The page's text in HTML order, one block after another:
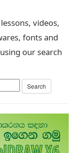
videos,
fonts and
our search